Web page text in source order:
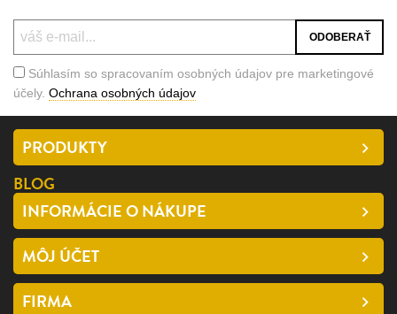
Súhlasím so spracovaním osobných údajov pre marketingové
účely. Ochrana osobných údajov
PRODUKTY
BLOG
INFORMÁCIE O NÁKUPE
MÔJ ÚČET
FIRMA